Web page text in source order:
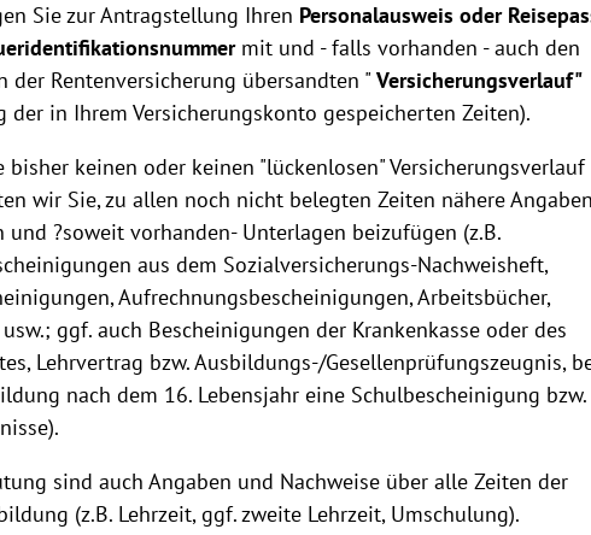
Sie zur Antragstellung Ihren Personalausweis oder
mit und - falls vorhanden - auch den
der Rentenversicherung übersandten "Versicherungsverlauf"
der in Ihrem Versicherungskonto gespeicherten Zeiten).
bisher keinen oder keinen "lückenlosen" Versicherungsverlauf
wir Sie, zu allen noch nicht belegten Zeiten nähere
und ?soweit vorhanden- Unterlagen beizufügen (z.B.
aus dem Sozialversicherungs-Nachweisheft,
Aufrechnungsbescheinigungen, Arbeitsbücher,
ggf. auch Bescheinigungen der Krankenkasse oder des
Lehrvertrag bzw. Ausbildungs-/Gesellenprüfungszeugnis,
nach dem 16. Lebensjahr eine Schulbescheinigung bzw.
sind auch Angaben und Nachweise über alle Zeiten der
(z.B. Lehrzeit, ggf. zweite Lehrzeit, Umschulung).